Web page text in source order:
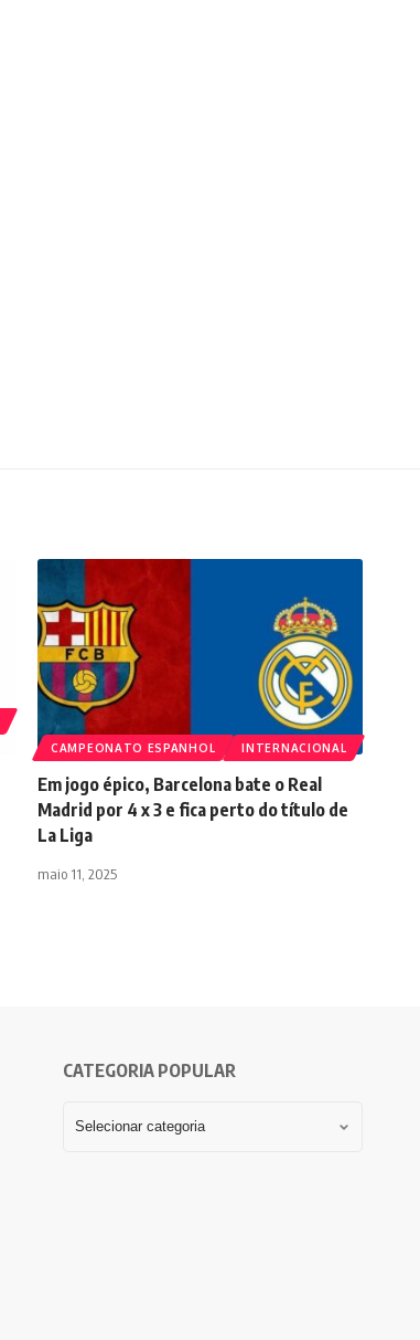
CAMPEONATO ESPANHOL INTERNACIONAL
Em jogo épico, Barcelona bate o Real
Madrid por 4 x 3 e fica perto do título de
La Liga
maio 11, 2025
CATEGORIA POPULAR